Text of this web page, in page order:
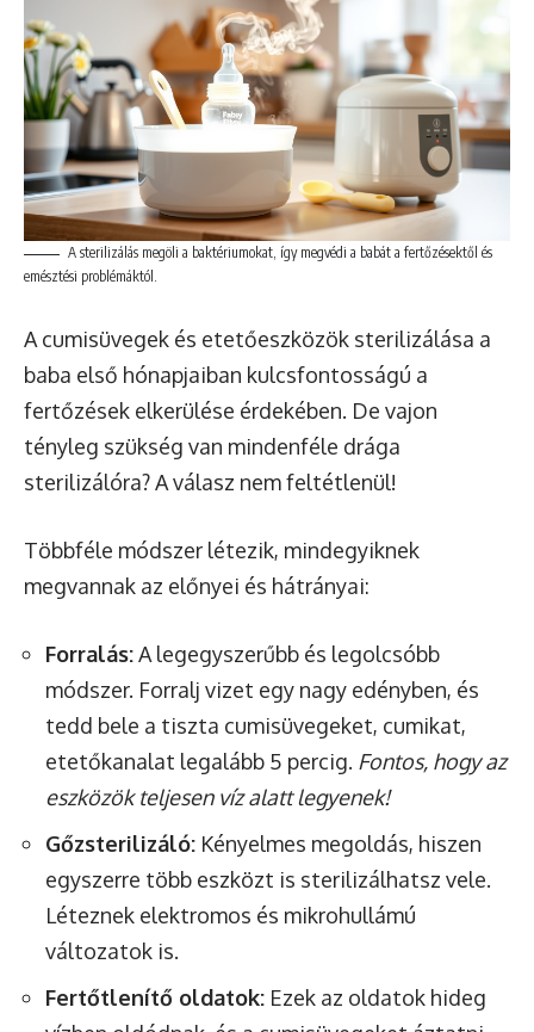
A sterilizálás megöli a baktériumokat, így megvédi a babát a fertőzésektől és
emésztési problémáktól.
A cumisüvegek és etetőeszközök sterilizálása a
baba első hónapjaiban kulcsfontosságú a
fertőzések elkerülése érdekében. De vajon
tényleg szükség van mindenféle drága
sterilizálóra? A válasz nem feltétlenül!
Többféle módszer létezik, mindegyiknek
megvannak az előnyei és hátrányai:
Forralás:A legegyszerűbb és legolcsóbb
módszer. Forralj vizet egy nagy edényben, és
tedd bele a tiszta cumisüvegeket, cumikat,
etetőkanalat legalább 5 percig. Fontos, hogy az
eszközök teljesen víz alatt legyenek!
Gőzsterilizáló: Kényelmes megoldás, hiszen
egyszerre több eszközt is sterilizálhatsz vele.
Léteznek elektromos és mikrohullámú
változatok is.
Fertőtlenítő oldatok: Ezek az oldatok hideg